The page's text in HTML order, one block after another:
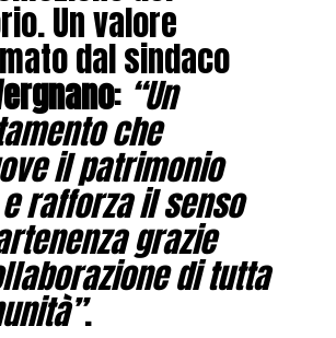
Un valore
dal sindaco
: “Un
che
il patrimonio
rafforza il senso
grazie
di tutta
.